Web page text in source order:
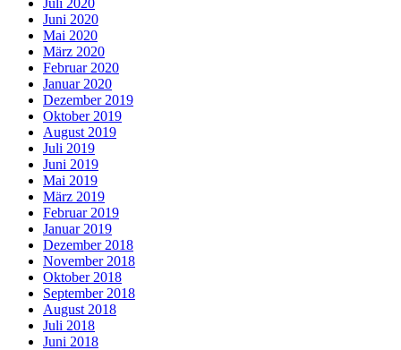
Juli 2020
Juni 2020
Mai 2020
März 2020
Februar 2020
Januar 2020
Dezember 2019
Oktober 2019
August 2019
Juli 2019
Juni 2019
Mai 2019
März 2019
Februar 2019
Januar 2019
Dezember 2018
November 2018
Oktober 2018
September 2018
August 2018
Juli 2018
Juni 2018